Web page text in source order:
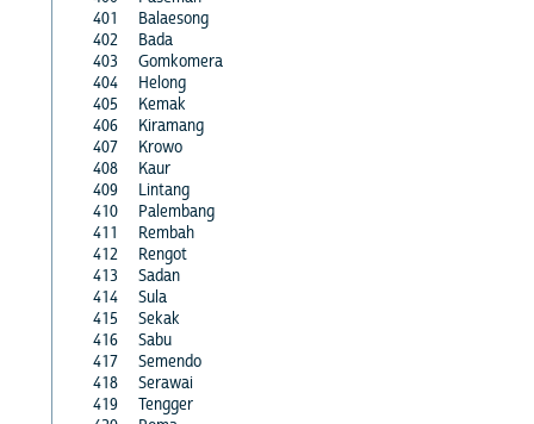
401
Balaesong
402
Bada
403
Gomkomera
404
Helong
405
Kemak
406
Kiramang
407
Krowo
408
Kaur
409
Lintang
410
Palembang
411
Rembah
412
Rengot
413
Sadan
414
Sula
415
Sekak
416
Sabu
417
Semendo
418
Serawai
419
Tengger